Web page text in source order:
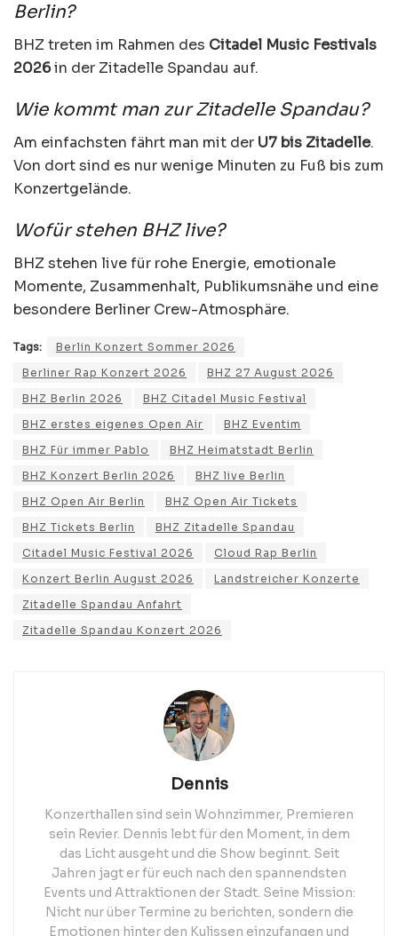
Berlin?
BHZ treten im Rahmen des Citadel Music Festivals
2026in der Zitadelle Spandau auf.
Wie kommt man zur Zitadelle Spandau?
Am einfachsten fährt man mit der U7 bis Zitadelle.
Von dort sind es nur wenige Minuten zu Fuß bis zum
Konzertgelände.
Wofür stehen BHZ live?
BHZ stehen live für rohe Energie, emotionale
Momente, Zusammenhalt, Publikumsnähe und eine
besondere Berliner Crew-Atmosphäre.
Tags:
Berlin Konzert Sommer 2026
Berliner Rap Konzert 2026
BHZ 27 August 2026
BHZ Berlin 2026
BHZ Citadel Music Festival
BHZ erstes eigenes Open Air
BHZ Eventim
BHZ Für immer Pablo
BHZ Heimatstadt Berlin
BHZ Konzert Berlin 2026
BHZ live Berlin
BHZ Open Air Berlin
BHZ Open Air Tickets
BHZ Tickets Berlin
BHZ Zitadelle Spandau
Citadel Music Festival 2026
Cloud Rap Berlin
Konzert Berlin August 2026
Landstreicher Konzerte
Zitadelle Spandau Anfahrt
Zitadelle Spandau Konzert 2026
Dennis
Konzerthallen sind sein Wohnzimmer, Premieren
sein Revier. Dennis lebt für den Moment, in dem
das Licht ausgeht und die Show beginnt. Seit
Jahren jagt er für euch nach den spannendsten
Events und Attraktionen der Stadt. Seine Mission:
Nicht nur über Termine zu berichten, sondern die
Emotionen hinter den Kulissen einzufangen und